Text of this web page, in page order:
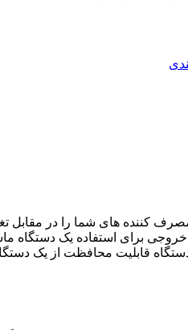
کننده های شما را در مقابل
قابلیت محافظت از یک دستگاه کولر